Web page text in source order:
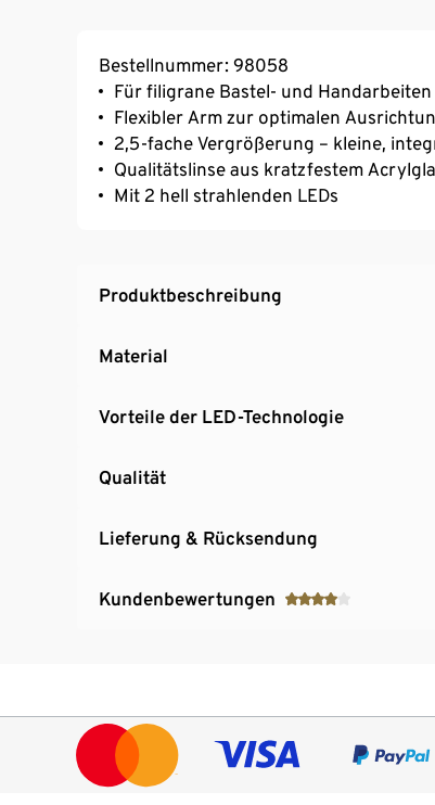
Bestellnummer: 98058
Für filigrane Bastel- und Handarbeiten
Flexibler Arm zur optimalen
2,5-fache Vergrößerung – kleine,
Qualitätslinse aus kratzfestem
Mit 2 hell strahlenden LEDs
Produktbeschreibung
Material
Vorteile der LED-Technologie
Qualität
Lieferung & Rücksendung
Kundenbewertungen